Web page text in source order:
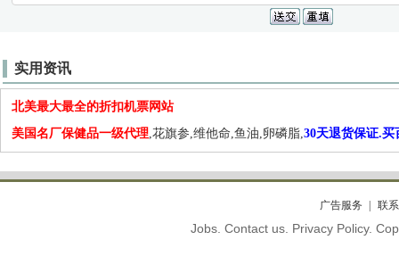
实用资讯
北美最大最全的折扣机票网站
美国名厂保健品一级代理,花旗参,维他命,鱼油,卵磷脂,30天退货保证.买
广告服务 联
Jobs. Contact us. Privacy Policy.